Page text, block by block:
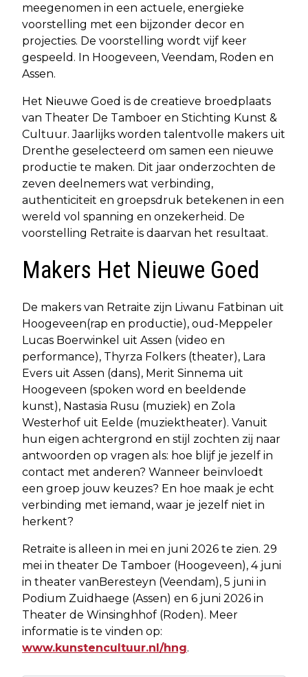
meegenomen in een actuele, energieke
voorstelling met een bijzonder decor en
projecties. De voorstelling wordt vijf keer
gespeeld. In Hoogeveen, Veendam, Roden en
Assen.
Het Nieuwe Goed is de creatieve broedplaats
van Theater De Tamboer en Stichting Kunst &
Cultuur. Jaarlijks worden talentvolle makers uit
Drenthe geselecteerd om samen een nieuwe
productie te maken. Dit jaar onderzochten de
zeven deelnemers wat verbinding,
authenticiteit en groepsdruk betekenen in een
wereld vol spanning en onzekerheid. De
voorstelling Retraite is daarvan het resultaat.
Makers Het Nieuwe Goed
De makers van Retraite zijn Liwanu Fatbinan uit
Hoogeveen(rap en productie), oud-Meppeler
Lucas Boerwinkel uit Assen (video en
performance), Thyrza Folkers (theater), Lara
Evers uit Assen (dans), Merit Sinnema uit
Hoogeveen (spoken word en beeldende
kunst), Nastasia Rusu (muziek) en Zola
Westerhof uit Eelde (muziektheater). Vanuit
hun eigen achtergrond en stijl zochten zij naar
antwoorden op vragen als: hoe blijf je jezelf in
contact met anderen? Wanneer beïnvloedt
een groep jouw keuzes? En hoe maak je echt
verbinding met iemand, waar je jezelf niet in
herkent?
Retraite is alleen in mei en juni 2026 te zien. 29
mei in theater De Tamboer (Hoogeveen), 4 juni
in theater vanBeresteyn (Veendam), 5 juni in
Podium Zuidhaege (Assen) en 6 juni 2026 in
Theater de Winsinghhof (Roden). Meer
informatie is te vinden op:
www.kunstencultuur.nl/hng.